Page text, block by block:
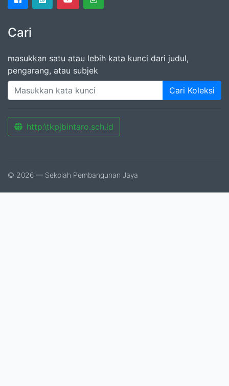
Cari
masukkan satu atau lebih kata kunci dari judul,
pengarang, atau subjek
Cari Koleksi
http:\tkpjbintaro.sch.id
© 2026 — Sekolah Pembangunan Jaya